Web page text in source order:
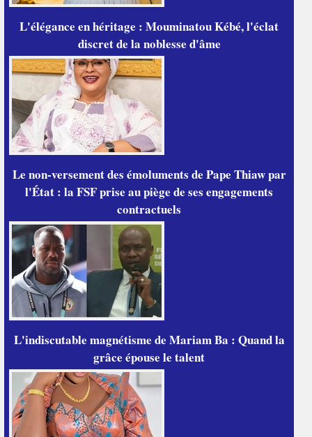
L'élégance en héritage : Mouminatou Kébé, l'éclat
discret de la noblesse d'âme
Le non-versement des émoluments de Pape Thiaw par
l'État : la FSF prise au piège de ses engagements
contractuels
L'indiscutable magnétisme de Mariam Ba : Quand la
grâce épouse le talent